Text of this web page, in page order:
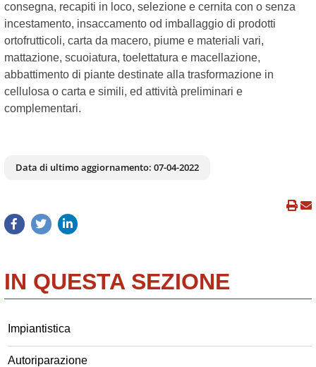
consegna, recapiti in loco, selezione e cernita con o senza
incestamento, insaccamento od imballaggio di prodotti
ortofrutticoli, carta da macero, piume e materiali vari,
mattazione, scuoiatura, toelettatura e macellazione,
abbattimento di piante destinate alla trasformazione in
cellulosa o carta e simili, ed attività preliminari e
complementari.
Data di ultimo aggiornamento: 07-04-2022
IN QUESTA SEZIONE
Impiantistica
Autoriparazione